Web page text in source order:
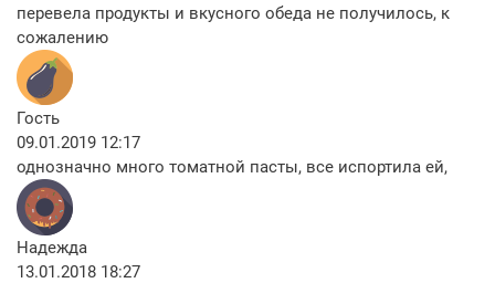
перевела продукты и вкусного обеда не получилось, к
сожалению
Гость
09.01.2019 12:17
однозначно много томатной пасты, все испортила ей,
Надежда
13.01.2018 18:27